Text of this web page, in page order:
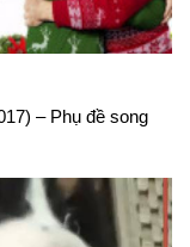
– Phụ đề song